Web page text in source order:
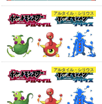
アルタイル・シリウス
アルタイル・シリウス